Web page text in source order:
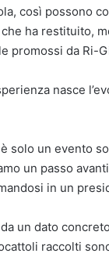
così possono
ha restituito,
promossi da Ri-
nasce
solo un evento
un passo
in un
un dato
raccolti